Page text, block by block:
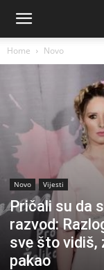
Home Novo
Novo Vijesti
Pričali su da
razvod:
sve što vidiš,
pakao